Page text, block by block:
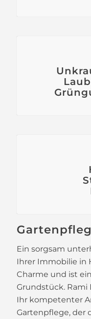
Ein sorgsam
Ihrer Immobilie in
Charme und ist
Grundstück.
Ihr kompetenter
Gartenpflege, der